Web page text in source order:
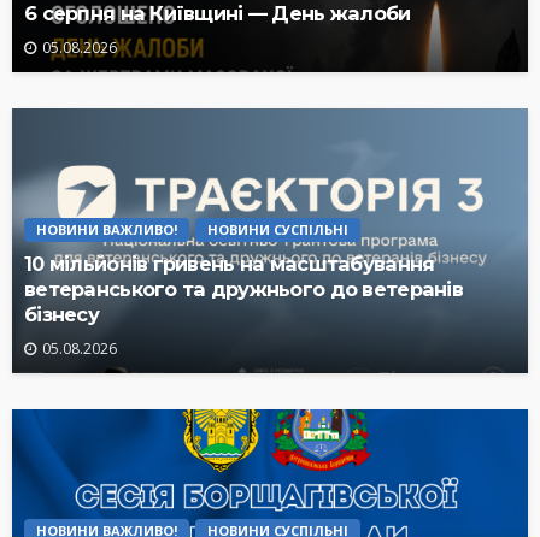
6 серпня на Київщині — День жалоби
05.08.2026
НОВИНИ ВАЖЛИВО! НОВИНИ СУСПІЛЬНІ
10 мільйонів гривень на масштабування
ветеранського та дружнього до ветеранів
бізнесу
05.08.2026
НОВИНИ ВАЖЛИВО! НОВИНИ СУСПІЛЬНІ